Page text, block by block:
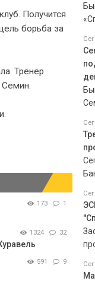
Получится
борьба за
Тренер
Семин.
173 1
1324 32
591 9